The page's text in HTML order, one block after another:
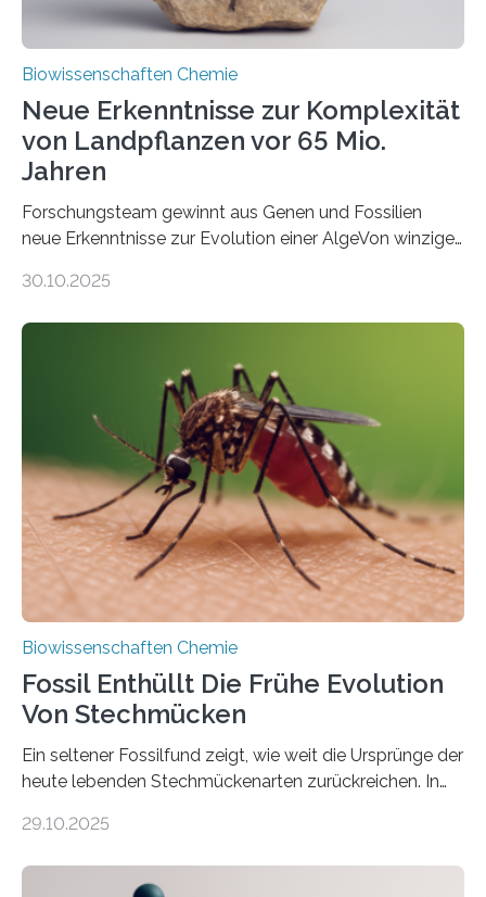
Biowissenschaften Chemie
Neue Erkenntnisse zur Komplexität
von Landpflanzen vor 65 Mio.
Jahren
Forschungsteam gewinnt aus Genen und Fossilien
neue Erkenntnisse zur Evolution einer AlgeVon winzigen
Landpflanzen zählen zu den komplexesten
Grünalgen, die vor Hunderten von Millionen Jahren
lebten. Unter den Vorfahren sticht eine Gruppe heraus,
die noch heute in der Natur vorkommt: die
Süßwasseralge Coleochaetophyceae. Einige Arten
dieser Gruppe bilden aus Zellfäden dichte Geflechte
mit scheibenförmiger Gestalt. Was auffällig ist: Die
nächsten…
30.10.2025
Biowissenschaften Chemie
Fossil Enthüllt Die Frühe Evolution
Von Stechmücken
Ein seltener Fossilfund zeigt, wie weit die Ursprünge der
heute lebenden Stechmückenarten zurückreichen. In
Forschende die bisher älteste bekannte Stechmücken-
Region Kachin in Myanmar und hat sich in
29.10.2025